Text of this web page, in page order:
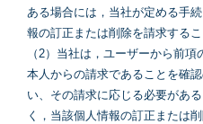
ある場合には，当社が定める手
報の訂正または削除を請求するこ
（2）当社は，ユーザーから前
本人からの請求であることを確
い、その請求に応じる必要があ
く，当該個人情報の訂正または